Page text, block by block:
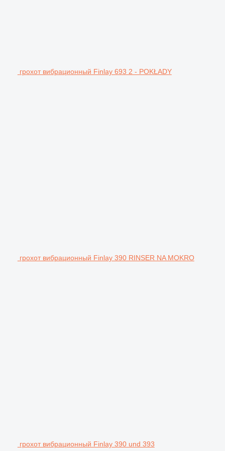
грохот вибрационный Finlay 693 2 - POKŁADY
грохот вибрационный Finlay 390 RINSER NA MOKRO
грохот вибрационный Finlay 390 und 393